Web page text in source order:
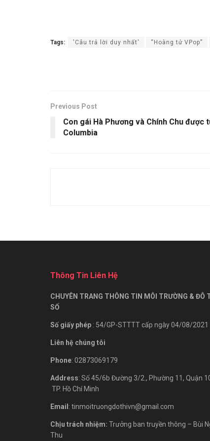
Tags: 'Câu trả lời duy nhất' “Hoàng tử VPop”
Previous Post
Con gái Hà Phương và Chính Chu
Columbia
Thông Tin Liên Hệ
CHUYÊN TRANG THÔNG TIN MÔI TRƯỜNG & ĐÔ
SỐ
Số giấy phép : 54/GP-STTTT cấp ngày 04/08/2021
Liên hệ chúng tôi
Phone: 02873069179
Address: Số 45/6b Đường 3/2., Phường 11, Quận
TP. Hồ Chí Minh
Email : tinmoitruongdothivn@gmail.com
Chịu trách nhiệm: Trưởng ban truyền thông – Bùi
Thu